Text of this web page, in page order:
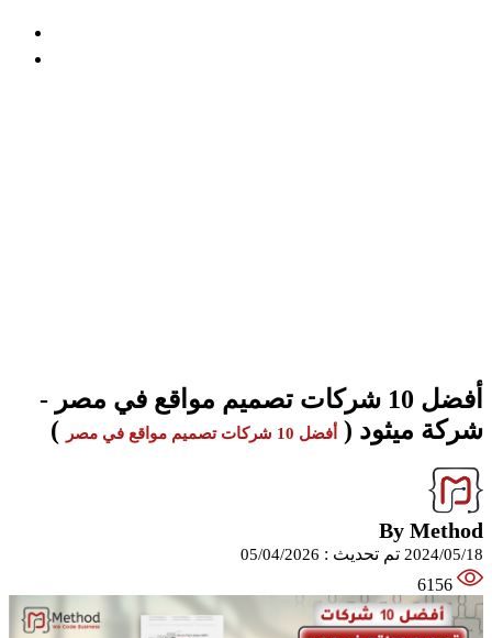
أفضل 10 شركات تصميم مواقع في مصر -
شركة ميثود ( أفضل 10 شركات تصميم مواقع في مصر )
By Method
2024/05/18 تم تحديث : 05/04/2026
6156